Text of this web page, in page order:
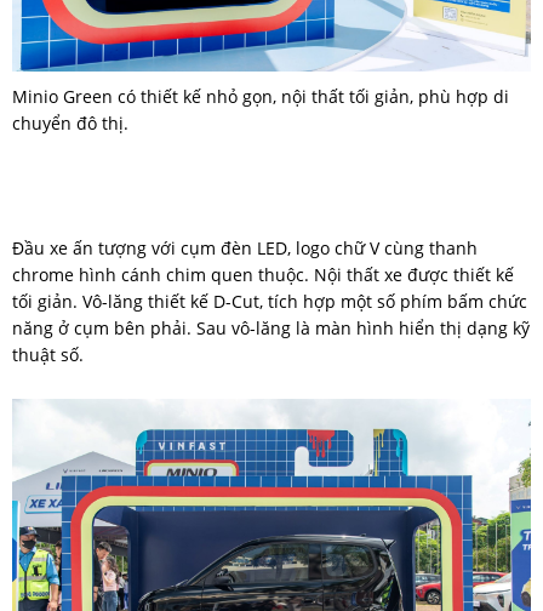
Minio Green có thiết kế nhỏ gọn, nội thất tối giản, phù hợp di
chuyển đô thị.
Đầu xe ấn tượng với cụm đèn LED, logo chữ V cùng thanh
chrome hình cánh chim quen thuộc. Nội thất xe được thiết kế
tối giản. Vô-lăng thiết kế D-Cut, tích hợp một số phím bấm chức
năng ở cụm bên phải. Sau vô-lăng là màn hình hiển thị dạng kỹ
thuật số.